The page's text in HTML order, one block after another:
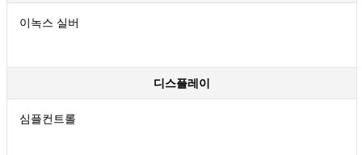
이녹스 실버
디스플레이
심플컨트롤